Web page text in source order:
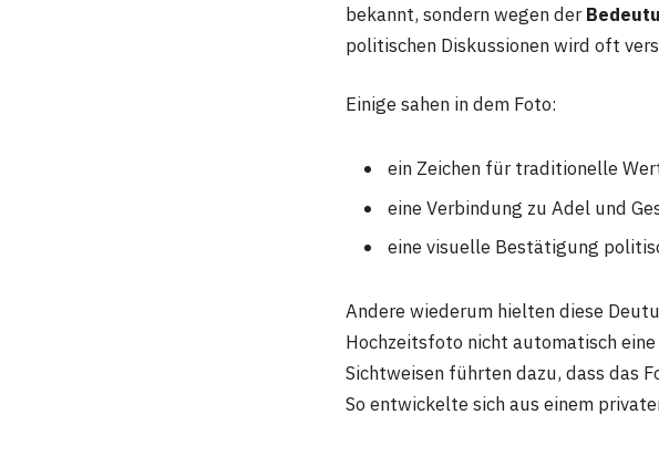
bekannt, sondern wegen der
politischen Diskussionen wird oft
Einige sahen in dem Foto:
ein Zeichen für traditionelle
eine Verbindung zu Adel und
eine visuelle Bestätigung
Andere wiederum hielten diese
Hochzeitsfoto nicht automatisch
Sichtweisen führten dazu, dass das
So entwickelte sich aus einem